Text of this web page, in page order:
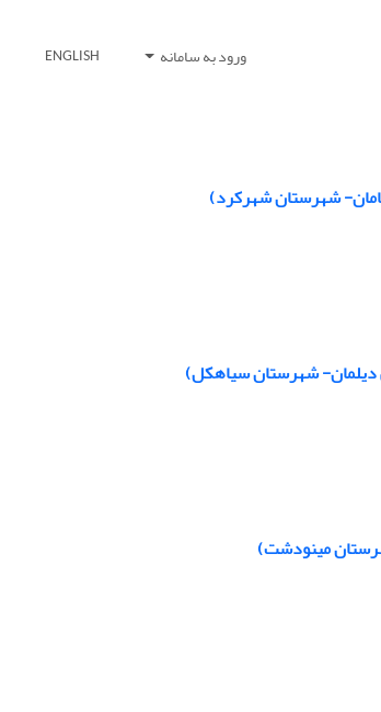
ورود به سامانه ENGLISH
دیلمان- شهرستان سیاهکل)
مینودشت)